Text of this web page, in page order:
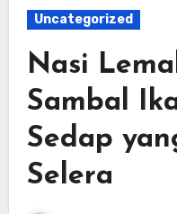
Uncategorized
Nasi
Sambal
Sedap
Selera